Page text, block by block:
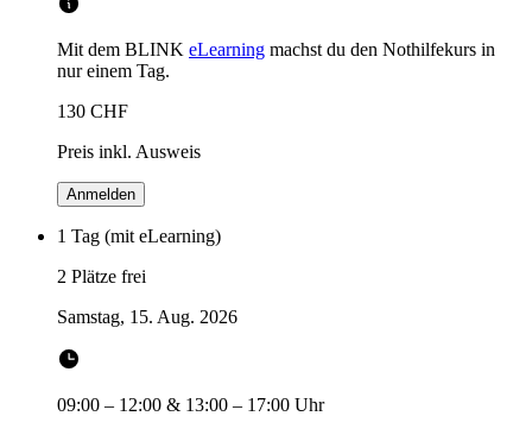
Mit dem BLINK eLearning machst du den Nothilfekurs in
nur einem Tag.
130 CHF
Preis inkl. Ausweis
Anmelden
1 Tag (mit eLearning)
2 Plätze frei
Samstag, 15. Aug. 2026
09:00 – 12:00 & 13:00 – 17:00 Uhr